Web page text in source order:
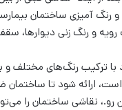
رنگ آمیزی ساختمان
رویه و رنگ ‌زنی دیوارها،
ترکیب رنگ‌‌های مختلف و
ارائه شود تا ساختمان
نقاشی ساختمان را